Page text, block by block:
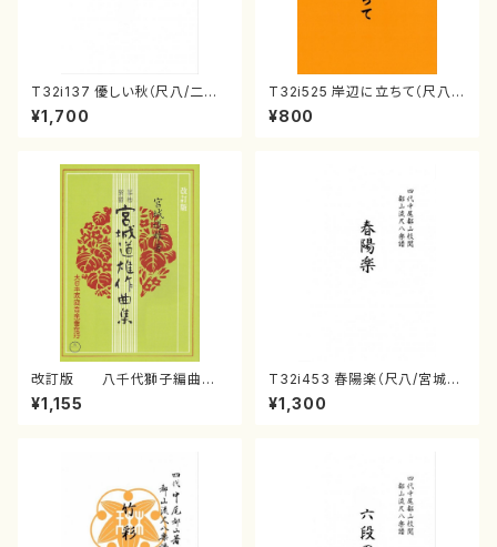
T32i137 優しい秋（尺八/二代
山本邦山/尺八/都山式譜）都山
流公刊楽譜曲番:586
¥1,700
T32i525 岸辺に立ちて（尺八/
初代 中村双葉/楽譜）都山流公
刊楽譜曲番:2234
¥800
改訂版 八千代獅子編曲
（編曲八千代獅子）(/宮城道
雄/楽譜）
¥1,155
T32i453 春陽楽（尺八/宮城道
雄/楽譜）都山流公刊楽譜曲番:2
160
¥1,300